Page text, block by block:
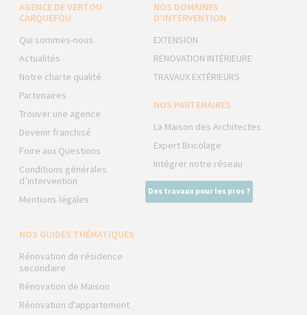
AGENCE DE VERTOU-
CARQUEFOU
Qui sommes-nous
Actualités
Notre charte qualité
Partenaires
Trouver une agence
Devenir franchisé
Foire aux Questions
Conditions générales
d’intervention
Mentions légales
NOS DOMAINES
D’INTERVENTION
EXTENSION
RÉNOVATION INTÉRIEURE
TRAVAUX EXTÉRIEURS
NOS PARTENAIRES
La Maison des Architectes
Expert Bricolage
Intégrer notre réseau
Des travaux pour les pros ?
NOS GUIDES THÉMATIQUES
Rénovation de résidence
secondaire
Rénovation de Maison
Rénovation d'appartement